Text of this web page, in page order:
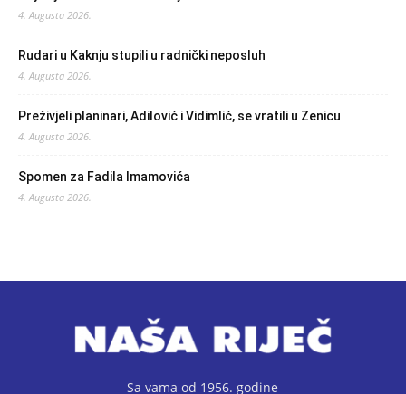
4. Augusta 2026.
Rudari u Kaknju stupili u radnički neposluh
4. Augusta 2026.
Preživjeli planinari, Adilović i Vidimlić, se vratili u Zenicu
4. Augusta 2026.
Spomen za Fadila Imamovića
4. Augusta 2026.
Sa vama od 1956. godine